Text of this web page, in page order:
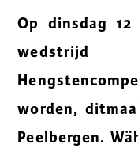
Op dinsdag
worden,
Peelbergen.